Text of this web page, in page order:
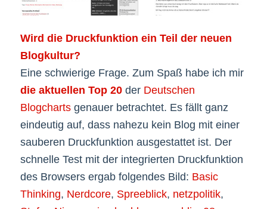
Wird die Druckfunktion ein Teil der neuen
Blogkultur?
Eine schwierige Frage. Zum Spaß habe ich mir
die aktuellen Top 20der Deutschen
Blogchartsgenauer betrachtet. Es fällt ganz
eindeutig auf, dass nahezu kein Blog mit einer
sauberen Druckfunktion ausgestattet ist. Der
schnelle Test mit der integrierten Druckfunktion
des Browsers ergab folgendes Bild: Basic
Thinking, Nerdcore, Spreeblick, netzpolitik,